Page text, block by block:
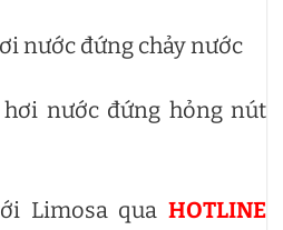
nước đứng chảy nước
nước đứng hỏng nút
Limosa qua HOTLINE